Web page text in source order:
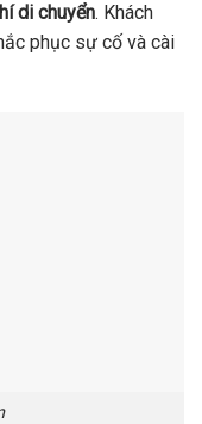
di chuyển. Khách
phục sự cố và cài